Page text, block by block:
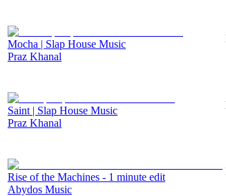
Mocha | Slap House Music
Praz Khanal
Saint | Slap House Music
Praz Khanal
Rise of the Machines - 1 minute edit
Abydos Music